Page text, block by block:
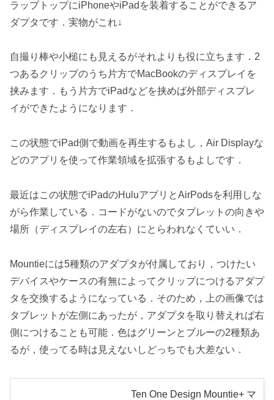
ラップトップにiPhoneやiPadを装着することができるア
ダプタです．実物がこれ↓
自撮り棒や小槌にも見えるがそれよりも役に立ちます．2
つあるクリップのうち片方でMacBookのディスプレイを
挟みます．もう片方でiPadなどを挟めば外部ディスプレ
イができたようになります．
この状態でiPad側で動画を再生するもよし，Air Displayな
どのアプリを使って作業領域を拡張するもよしです．
最近はこの状態でiPadのHuluアプリとAirPodsを利用しな
がら作業している．コードがないのでタブレットの向きや
場所（ディスプレイの左右）にとらわれなくていい．
Mountieには5種類のアダプタが付属しており，つけたい
デバイスやケースの有無によってクリップにつけるアダプ
タを交換するようになっている．そのため，上の画像では
タブレットが左側にあったが，アダプタを取り替えれば右
側につけることも可能．色はグリーンとブルーの2種類あ
るが，使ってる時は見えないしどっちでも大差ない．
Ten One Design Mountie+ マ